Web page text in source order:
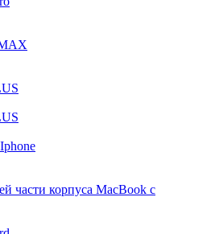
части корпуса MacBook с